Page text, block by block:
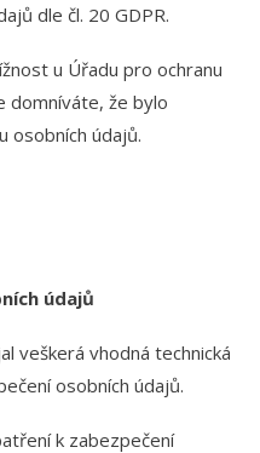
dle čl. 20 GDPR.
u Úřadu pro ochranu
domníváte, že bylo
osobních údajů.
údajů
veškerá vhodná technická
osobních údajů.
k zabezpečení